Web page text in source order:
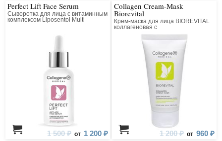
Perfect Lift Face Serum
Сыворотка для лица с витаминным
комплексом Liposentol Multi
1 500 ₽ от 1 200 ₽
Collagen Cream-Mask
Biorevital
Крем-маска для лица BIOREVITAL
коллагеновая с
восстанавливающим комплексом
1 200 ₽ от 960 ₽